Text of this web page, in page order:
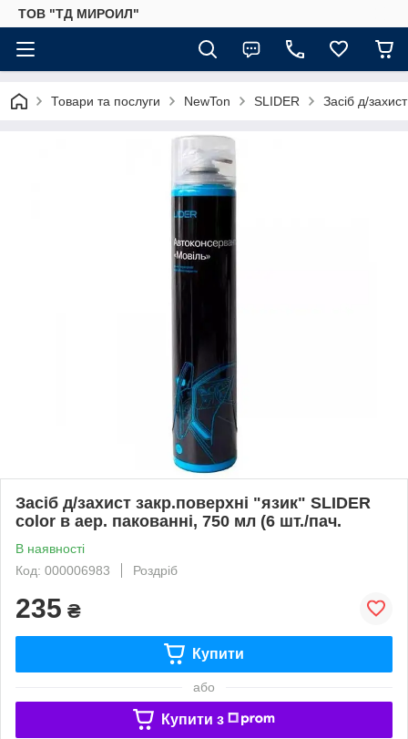
ТОВ "ТД МИРОИЛ"
Товари та послуги NewTon SLIDER Засіб д/
Засіб д/захист закр.поверхні "язик" SLIDER
color в аер. пакованні, 750 мл (6 шт./пач.
В наявності
Код: 000006983
Роздріб
235 ₴
Купити
або
Купити з